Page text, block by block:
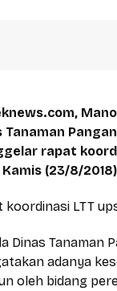
Tanaman
rapat
(23/8/
koordinasi LTT
Dinas Tanaman
adanya
oleh bidang